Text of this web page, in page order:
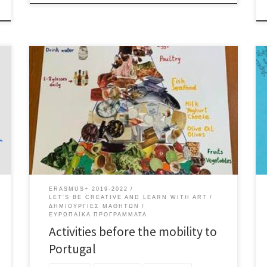
–Mediterranean diet pyramid
ERASMUS+ 2019-2022
LET'S BE CREATIVE AND LEARN WITH ART
ΔΗΜΙΟΥΡΓΊΕΣ ΜΑΘΗΤΏΝ
ΕΥΡΩΠΑΪΚΆ ΠΡΟΓΡΆΜΜΑΤΑ
Activities before the mobility to
Portugal